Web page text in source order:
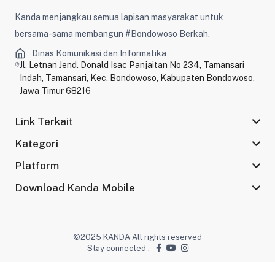
Kanda menjangkau semua lapisan masyarakat untuk
bersama-sama membangun #Bondowoso Berkah.
Dinas Komunikasi dan Informatika
Jl. Letnan Jend. Donald Isac Panjaitan No 234, Tamansari
Indah, Tamansari, Kec. Bondowoso, Kabupaten Bondowoso,
Jawa Timur 68216
Link Terkait
Kategori
Platform
Download Kanda Mobile
©2025 KANDA All rights reserved
Stay connected :